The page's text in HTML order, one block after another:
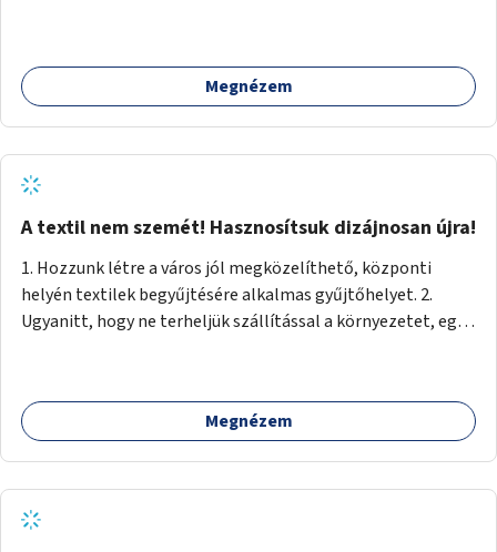
Megnézem
A textil nem szemét! Hasznosítsuk dizájnosan újra!
1. Hozzunk létre a város jól megközelíthető, központi
helyén textilek begyűjtésére alkalmas gyűjtőhelyet. 2.
Ugyanitt, hogy ne terheljük szállítással a környezetet, egy
Ugyanitt egy utcára nyíló bemutatótermet és üzletet, ahol
az elkészült termékek megnézhetők, megvásárolhatók.
még használható darabokat értékesíteni lehet az
üzletben.) 3. A textilek darabolása kisebb-nagyobb
Megnézem